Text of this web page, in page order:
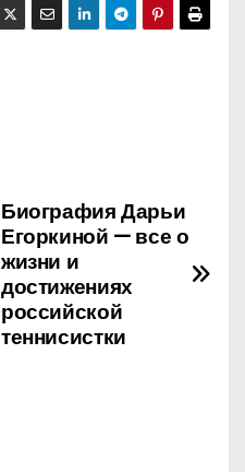
Биография Дарьи
Егоркиной — все о
жизни и
достижениях
российской
теннисистки